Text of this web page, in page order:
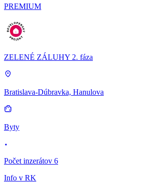
PREMIUM
ZELENÉ ZÁLUHY 2. fáza
Bratislava-Dúbravka, Hanulova
Byty
Počet inzerátov 6
Info v RK